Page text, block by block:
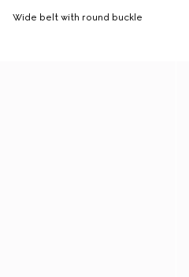
Wide belt with round buckle